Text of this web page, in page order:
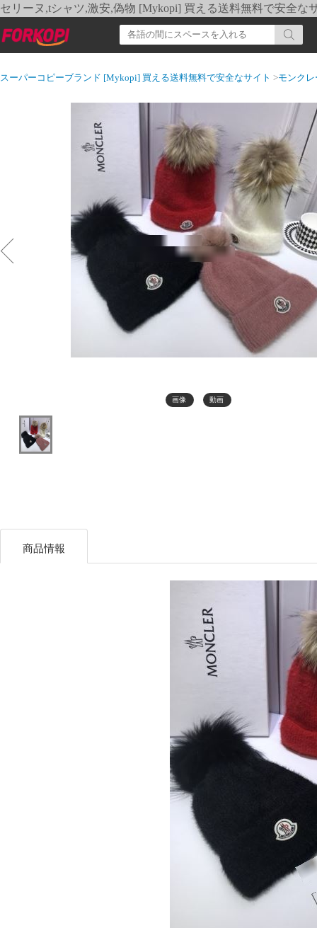
セリーヌ,tシャツ,激安,偽物 [Mykopi] 買える送料無料で安全な
スーパーコピーブランド [Mykopi] 買える送料無料で安全なサイト >モンク
画像 動画
商品情報